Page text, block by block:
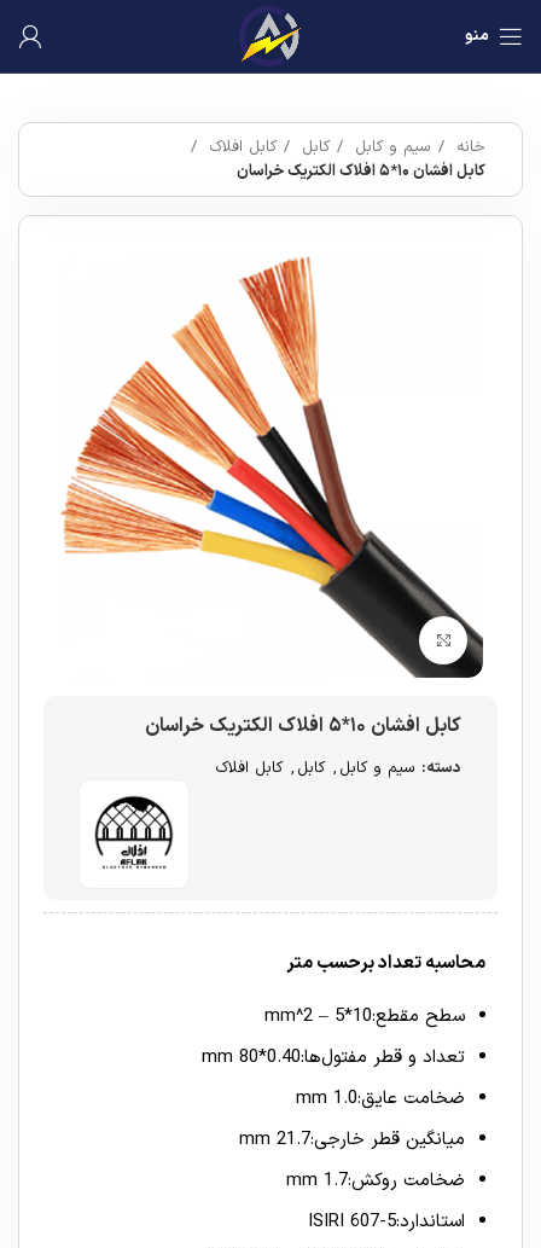
منو
خانه سیم و کابل کابل
کابل افلاک
کابل افشان ۱۰*۵ افلاک الکتریک خراسان
برای بزرگنمایی کلیک کنید
کابل افشان ۱۰*۵ افلاک الکتریک خراسان
دسته: سیم و کابل , کابل , کابل افلاک
محاسبه تعداد برحسب متر
سطح مقطع:10*5 – mm^2
تعداد و قطر مفتول‌ها:0.40*80 mm
ضخامت عایق:1.0 mm
میانگین قطر خارجی:21.7 mm
ضخامت روکش:1.7 mm
استاندارد:ISIRI 607-5